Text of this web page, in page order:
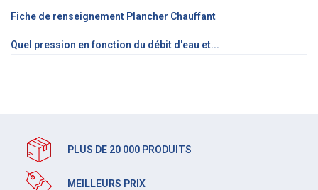
Fiche de renseignement Plancher Chauffant
Quel pression en fonction du débit d'eau et...
PLUS DE 20 000 PRODUITS
MEILLEURS PRIX